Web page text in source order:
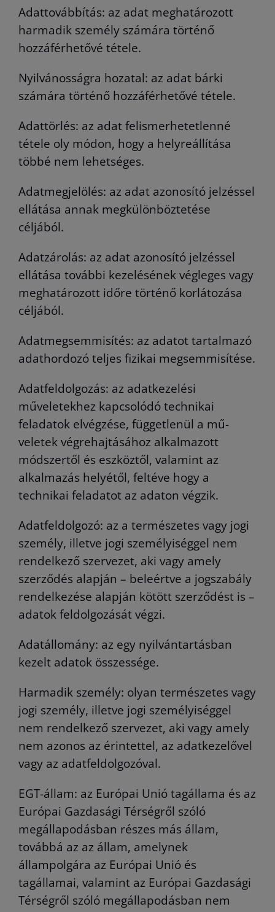
Adattovábbítás: az adat meghatározott
harmadik személy számára történő
hozzáférhetővé tétele.
Nyilvánosságra hozatal: az adat bárki
számára történő hozzáférhetővé tétele.
Adattörlés: az adat felismerhetetlenné
tétele oly módon, hogy a helyreállítása
többé nem lehetséges.
Adatmegjelölés: az adat azonosító jelzéssel
ellátása annak megkülönböztetése
céljából.
Adatzárolás: az adat azonosító jelzéssel
ellátása további kezelésének végleges vagy
meghatározott időre történő korlátozása
céljából.
Adatmegsemmisítés: az adatot tartalmazó
adathordozó teljes fizikai megsemmisítése.
Adatfeldolgozás: az adatkezelési
műveletekhez kapcsolódó technikai
feladatok elvégzése, függetlenül a mű-
veletek végrehajtásához alkalmazott
módszertől és eszköztől, valamint az
alkalmazás helyétől, feltéve hogy a
technikai feladatot az adaton végzik.
Adatfeldolgozó: az a természetes vagy jogi
személy, illetve jogi személyiséggel nem
rendelkező szervezet, aki vagy amely
szerződés alapján – beleértve a jogszabály
rendelkezése alapján kötött szerződést is –
adatok feldolgozását végzi.
Adatállomány: az egy nyilvántartásban
kezelt adatok összessége.
Harmadik személy: olyan természetes vagy
jogi személy, illetve jogi személyiséggel
nem rendelkező szervezet, aki vagy amely
nem azonos az érintettel, az adatkezelővel
vagy az adatfeldolgozóval.
EGT-állam: az Európai Unió tagállama és az
Európai Gazdasági Térségről szóló
megállapodásban részes más állam,
továbbá az az állam, amelynek
állampolgára az Európai Unió és
tagállamai, valamint az Európai Gazdasági
Térségről szóló megállapodásban nem